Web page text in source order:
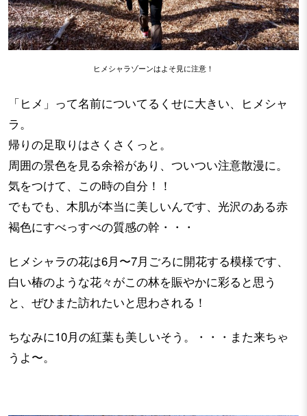
ヒメシャラゾーンはよそ見に注意！
「ヒメ」って名前についてるくせに大きい、ヒメシャ
ラ。
帰りの足取りはさくさくっと。
周囲の景色を見る余裕があり、ついつい注意散漫に。
気をつけて、この時の自分！！
でもでも、木肌が本当に美しいんです、光沢のある赤
褐色にすべっすべの質感の幹・・・
ヒメシャラの花は6月〜7月ごろに開花する模様です、
白い椿のような花々がこの林を賑やかに彩ると思う
と、ぜひまた訪れたいと思わされる！
ちなみに10月の紅葉も美しいそう。・・・また来ちゃ
うよ〜。